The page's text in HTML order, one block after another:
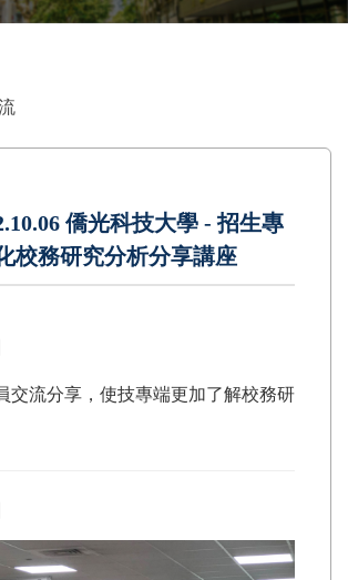
僑光科技大學 - 招生專
校務研究分析分享講座
交流分享，使技專端更加了解校務研